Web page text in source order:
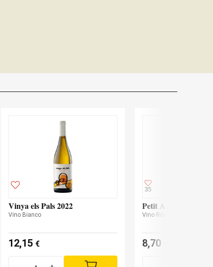
Vinya els Pals 2022
Vino Bianco
12,15 €
35
Petit Almodí Negre
Vino Rosso
8,70